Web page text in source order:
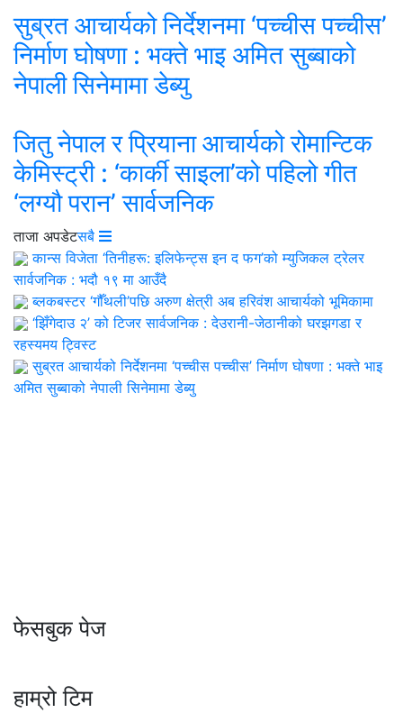
सुब्रत आचार्यको निर्देशनमा ‘पच्चीस पच्चीस’
निर्माण घोषणा : भक्ते भाइ अमित सुब्बाको
नेपाली सिनेमामा डेब्यु
जितु नेपाल र प्रियाना आचार्यको रोमान्टिक
केमिस्ट्री : ‘कार्की साइला’को पहिलो गीत
‘लग्यौ परान’ सार्वजनिक
ताजा अपडेटसबै
कान्स विजेता ‘तिनीहरू: इलिफेन्ट्स इन द फग’को म्युजिकल ट्रेलर
सार्वजनिक : भदौ १९ मा आउँदै
ब्लकबस्टर ‘गौँथली’पछि अरुण क्षेत्री अब हरिवंश आचार्यको भूमिकामा
‘झिँगेदाउ २’ को टिजर सार्वजनिक : देउरानी-जेठानीको घरझगडा र
रहस्यमय ट्विस्ट
सुब्रत आचार्यको निर्देशनमा ‘पच्चीस पच्चीस’ निर्माण घोषणा : भक्ते भाइ
अमित सुब्बाको नेपाली सिनेमामा डेब्यु
फेसबुक पेज
हाम्रो टिम